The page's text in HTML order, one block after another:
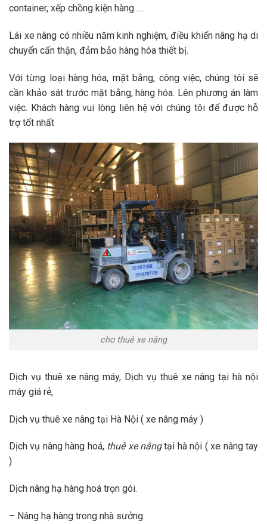
container, xếp chồng kiện hàng…..
Lái xe nâng có nhiều năm kinh nghiệm, điều khiển nâng hạ di
chuyển cẩn thận, đảm bảo hàng hóa thiết bị.
Với từng loại hàng hóa, mặt bằng, công việc, chúng tôi sẽ
cần khảo sát trước mặt bằng, hàng hóa. Lên phương án làm
việc. Khách hàng vui lòng liên hệ với chúng tôi để được hỗ
trợ tốt nhất
cho thuê xe nâng
Dịch vụ thuê xe nâng máy, Dịch vụ thuê xe nâng tại hà nội
máy giá rẻ,
Dịch vụ thuê xe nâng tại Hà Nội ( xe nâng máy )
Dịch vụ nâng hàng hoá, thuê xe nângtại hà nội ( xe nâng tay
)
Dịch nâng hạ hàng hoá trọn gói.
– Nâng hạ hàng trong nhà sưởng.